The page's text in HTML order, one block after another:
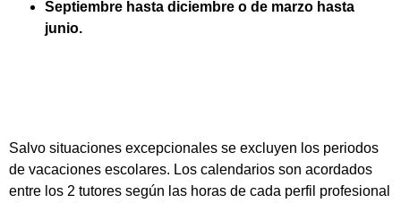
Septiembre hasta diciembre o de marzo hasta
junio.
Salvo situaciones excepcionales se excluyen los periodos
de vacaciones escolares. Los calendarios son acordados
entre los 2 tutores según las horas de cada perfil profesional